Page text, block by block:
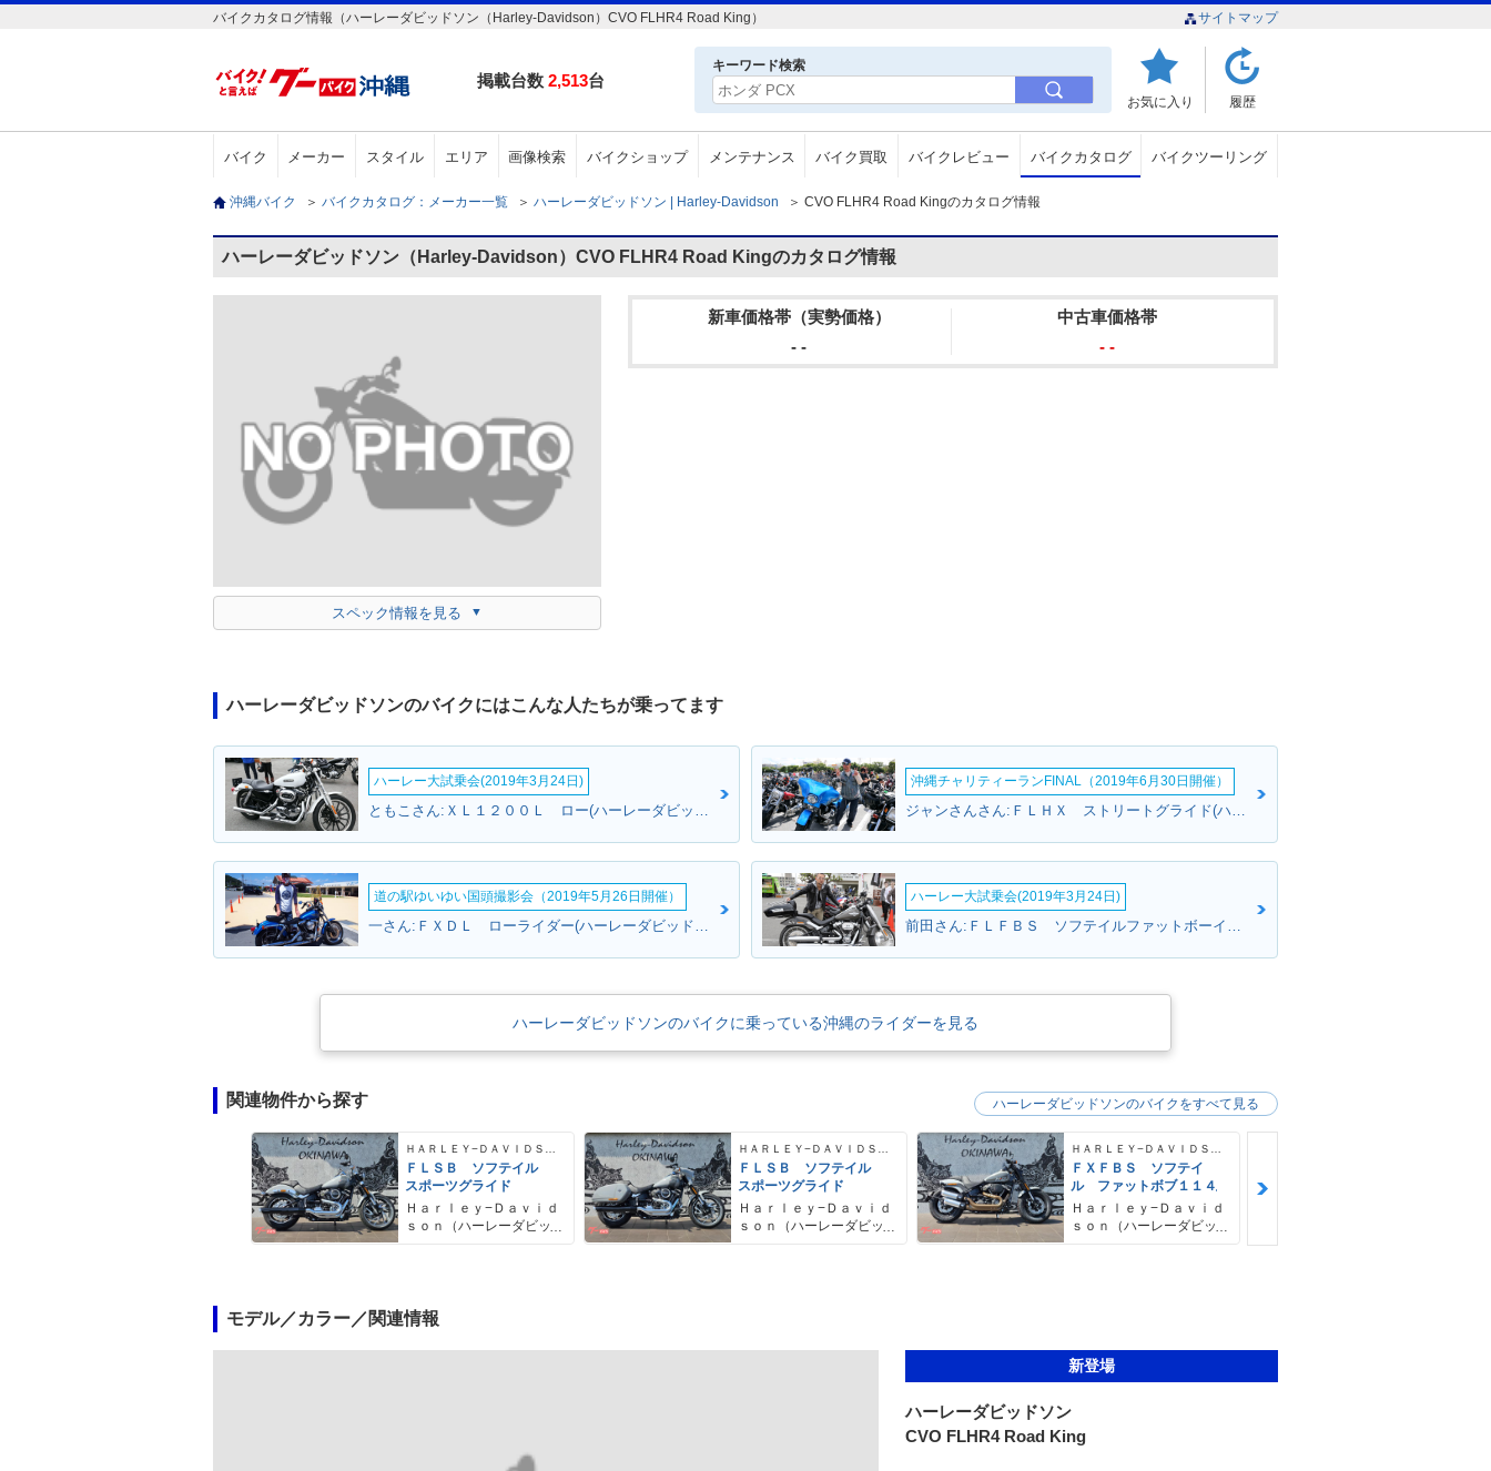
バイクカタログ情報（ハーレーダビッドソン（Harley-Davidson）CVO FLHR4 Road King） サイトマップ
掲載台数 2,513台
キーワード検索
お気に入り 履歴
バイク メーカー スタイル エリア 画像検索 バイクショップ メンテナンス バイク買取 バイクレビュー バイクカタログ バイクツーリング
沖縄バイク ＞ バイクカタログ：メーカー一覧 ＞ ハーレーダビッドソン | Harley-Davidson ＞ CVO FLHR4 Road Kingのカタログ情報
ハーレーダビッドソン（Harley-Davidson）CVO FLHR4 Road Kingのカタログ情報
スペック情報を見る
新車価格帯（実勢価格）
- -
中古車価格帯
- -
ハーレーダビッドソンのバイクにはこんな人たちが乗ってます
ハーレー大試乗会(2019年3月24日)
ともこさん:ＸＬ１２００Ｌ ロー(ハーレーダビッドソン)
沖縄チャリティーランFINAL（2019年6月30日開催）
ジャンさんさん:ＦＬＨＸ ストリートグライド(ハーレーダビッドソン)
道の駅ゆいゆい国頭撮影会（2019年5月26日開催）
一さん:ＦＸＤＬ ローライダー(ハーレーダビッドソン)
ハーレー大試乗会(2019年3月24日)
前田さん:ＦＬＦＢＳ ソフテイルファットボーイ１１４(ハーレーダビッドソン)
ハーレーダビッドソンのバイクに乗っている沖縄のライダーを見る
関連物件から探す
ＦＬＳＢ ソフテイル
スポーツグライド
Ｈａｒｌｅｙ−Ｄａｖｉｄ
ｓｏｎ（ハーレーダビッ
ＦＬＳＢ ソフテイル
スポーツグライド
Ｈａｒｌｅｙ−Ｄａｖｉｄ
ｓｏｎ（ハーレーダビッ
ＦＸＦＢＳ ソフテイ
ル ファットボブ１１４
Ｈａｒｌｅｙ−Ｄａｖｉｄ
ｓｏｎ（ハーレーダビッ
ハーレーダビッドソンのバイクをすべて見る
モデル／カラー／関連情報
新登場
ハーレーダビッドソン
CVO FLHR4 Road King